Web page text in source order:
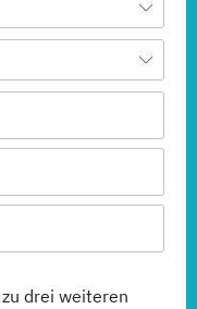
drei weiteren